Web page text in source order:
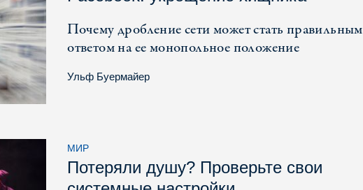
Почему дробление сети может стать правильным
ответом на ее монопольное положение
Ульф Буермайер
МИР
Потеряли душу? Проверьте свои